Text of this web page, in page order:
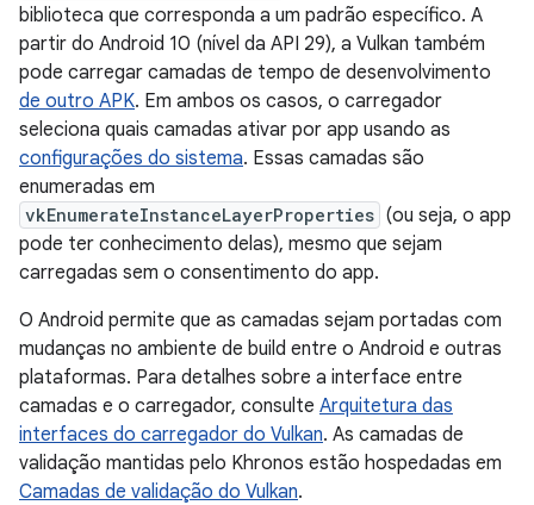
biblioteca que corresponda a um padrão específico. A
partir do Android 10 (nível da API 29), a Vulkan também
pode carregar camadas de tempo de desenvolvimento
de outro APK. Em ambos os casos, o carregador
seleciona quais camadas ativar por app usando as
configurações do sistema. Essas camadas são
enumeradas em
vkEnumerateInstanceLayerProperties (ou seja, o app
pode ter conhecimento delas), mesmo que sejam
carregadas sem o consentimento do app.
O Android permite que as camadas sejam portadas com
mudanças no ambiente de build entre o Android e outras
plataformas. Para detalhes sobre a interface entre
camadas e o carregador, consulte Arquitetura das
interfaces do carregador do Vulkan. As camadas de
validação mantidas pelo Khronos estão hospedadas em
Camadas de validação do Vulkan.